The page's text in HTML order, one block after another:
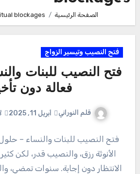
الصفحة الرئيسية blockages
فتح النصيب وتيسير الزواج
فتح النصيب للبنات
فعالة دون
قلم النوراني أبريل 11, 2025
فتح النصيب للبنات والنساء –
الأنوثة رزق، والنصيب قدر، لكن
الانتظار دون إجابة. سنوات تمضي،